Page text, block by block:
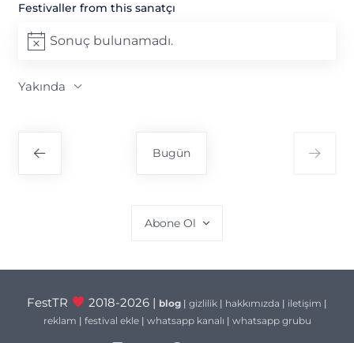
Festivaller from this sanatçı
Notice
Sonuç bulunamadı.
Yakında
Bugün
Abone Ol
FestTR 2018-2026 | blog| gizlilik| hakkımızda | iletişim |
reklam | festival ekle| whatsapp kanalı | whatsapp grubu